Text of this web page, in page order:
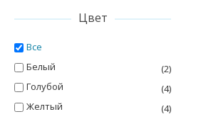
Цвет
Все
Белый
(2)
Голубой
(4)
Желтый
(4)